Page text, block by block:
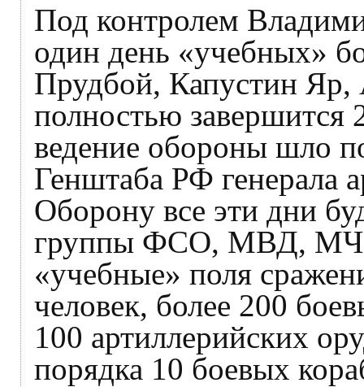
Под контролем
один день «учебных»
Прудбой, Капустин Яр,
полностью завершится
ведение обороны шло
Генштаба РФ генерала
Оборону все эти дни
группы ФСО, МВД,
«учебные» поля
человек, более 200
100 артиллерийских
порядка 10 боевых